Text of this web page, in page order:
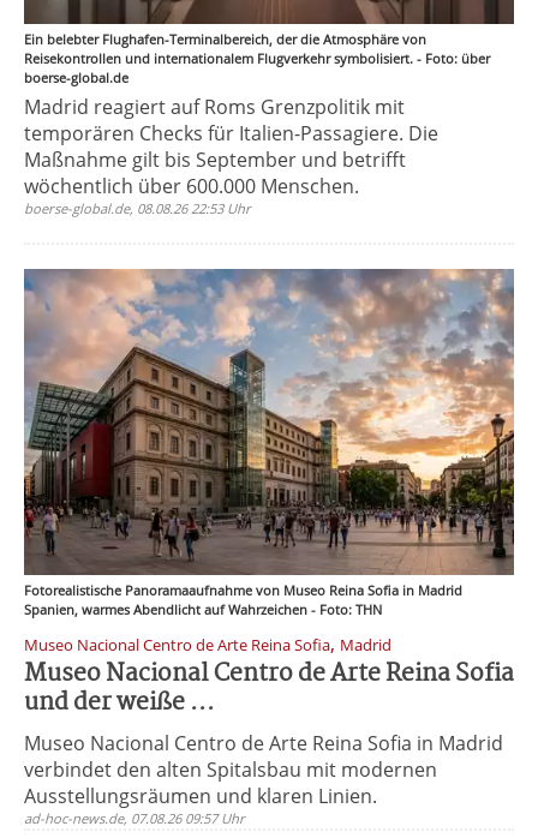
Ein belebter Flughafen-Terminalbereich, der die Atmosphäre von
Reisekontrollen und internationalem Flugverkehr symbolisiert. - Foto: über
boerse-global.de
Madrid reagiert auf Roms Grenzpolitik mit
temporären Checks für Italien-Passagiere. Die
Maßnahme gilt bis September und betrifft
wöchentlich über 600.000 Menschen.
boerse-global.de, 08.08.26 22:53 Uhr
Fotorealistische Panoramaaufnahme von Museo Reina Sofia in Madrid
Spanien, warmes Abendlicht auf Wahrzeichen - Foto: THN
Museo Nacional Centro de Arte Reina Sofia, Madrid
Museo Nacional Centro de Arte Reina Sofia
und der weiße ...
Museo Nacional Centro de Arte Reina Sofia in Madrid
verbindet den alten Spitalsbau mit modernen
Ausstellungsräumen und klaren Linien.
ad-hoc-news.de, 07.08.26 09:57 Uhr